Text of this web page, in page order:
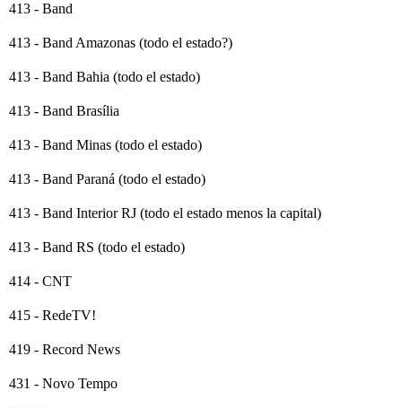
413 - Band
413 - Band Amazonas (todo el estado?)
413 - Band Bahia (todo el estado)
413 - Band Brasília
413 - Band Minas (todo el estado)
413 - Band Paraná (todo el estado)
413 - Band Interior RJ (todo el estado menos la capital)
413 - Band RS (todo el estado)
414 - CNT
415 - RedeTV!
419 - Record News
431 - Novo Tempo